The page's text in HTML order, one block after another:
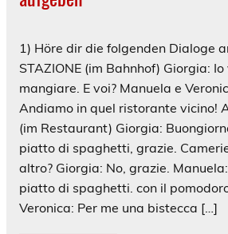
1) Höre dir die folgenden Dialoge
STAZIONE (im Bahnhof) Giorgia:
mangiare. E voi? Manuela e
Andiamo in quel ristorante vicino!
(im Restaurant) Giorgia:
piatto di spaghetti, grazie.
altro? Giorgia: No, grazie.
piatto di spaghetti. con il
Veronica: Per me una bistecca […]